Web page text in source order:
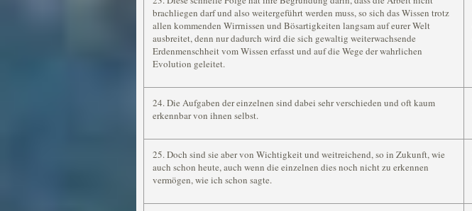
brachliegen darf und also weitergeführt werden muss, so sich das Wissen trotz
allen kommenden Wirrnissen und Bösartigkeiten langsam auf eurer Welt
ausbreitet, denn nur dadurch wird die sich gewaltig weiterwachsende
Erdenmenschheit vom Wissen erfasst und auf die Wege der wahrlichen
Evolution geleitet.
24. Die Aufgaben der einzelnen sind dabei sehr verschieden und oft kaum
erkennbar von ihnen selbst.
25. Doch sind sie aber von Wichtigkeit und weitreichend, so in Zukunft, wie
auch schon heute, auch wenn die einzelnen dies noch nicht zu erkennen
vermögen, wie ich schon sagte.